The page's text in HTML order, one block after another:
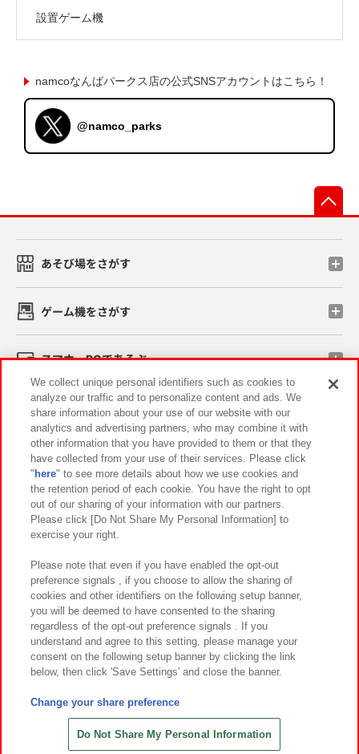
設置ゲーム機
namcoなんばパークス店の公式SNSアカウントはこちら！
@namco_parks
あそび場をさがす
ゲーム機をさがす
スマホ・PCであそぶ
イベント・キャンペーン
関連会社 サステナビリティ サイトポリシー
プライバシーポリシー ウェブアクセシビリティ方針と検証結果
お取引先さまとともに
カスタマーハラスメント対応方針 よくあるご質問・お問い合わせ
©Bandai Namco Amusement Inc.
©Bandai Namco Amusement Lab Inc.
©HANAYASHIKI Co., Ltd. All Rights Reserved.
We collect unique personal identifiers such as cookies to
analyze our traffic and to personalize content and ads. We
share information about your use of our website with our
analytics and advertising partners, who may combine it with
other information that you have provided to them or that they
have collected from your use of their services. Please click
" here" to see more details about how we use cookies and
the retention period of each cookie. You have the right to opt
out of our sharing of your information with our partners.
Please click [Do Not Share My Personal Information] to
exercise your right.
Please note that even if you have enabled the opt-out
preference signals , if you choose to allow the sharing of
cookies and other identifiers on the following setup banner,
you will be deemed to have consented to the sharing
regardless of the opt-out preference signals . If you
understand and agree to this setting, please manage your
consent on the following setup banner by clicking the link
below, then click 'Save Settings' and close the banner.
Change your share preference
Do Not Share My Personal Information